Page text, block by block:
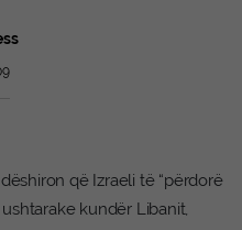
që Izraeli të “përdorë
kundër Libanit,